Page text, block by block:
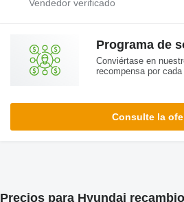
Programa de
Conviértase en
recompensa por
Consulte la
Precios para Hyundai